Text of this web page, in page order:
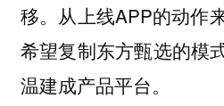
移。从上线APP的动作
希望复制东方甄选的模
温建成产品平台。